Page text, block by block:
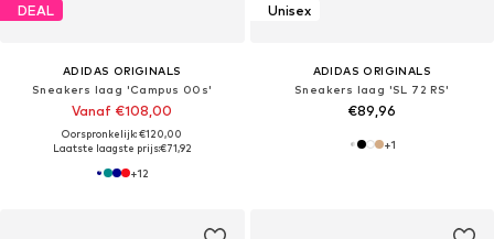
DEAL
ADIDAS ORIGINALS
Sneakers laag 'Campus 00s'
Vanaf €108,00
Oorspronkelijk: €120,00
Laatste laagste prijs:€71,92
+12
Unisex
ADIDAS ORIGINALS
Sneakers laag 'SL 72 RS'
€89,96
+1